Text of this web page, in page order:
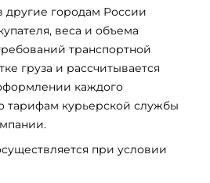
другие городам России
веса и объема
транспортной
груза и рассчитывается
каждого
тарифам курьерской службы
при условии